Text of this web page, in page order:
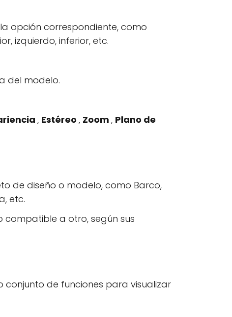
opción correspondiente, como
izquierdo, inferior, etc.
del modelo.
, Estéreo , Zoom , Plano de
de diseño o modelo, como Barco,
etc.
a otro, según sus
conjunto de funciones para visualizar